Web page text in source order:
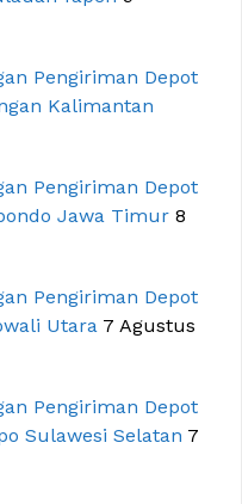
Pengiriman Depot
Kalimantan
Pengiriman Depot
Jawa Timur 8
Pengiriman Depot
Utara 7 Agustus
Pengiriman Depot
Sulawesi Selatan 7